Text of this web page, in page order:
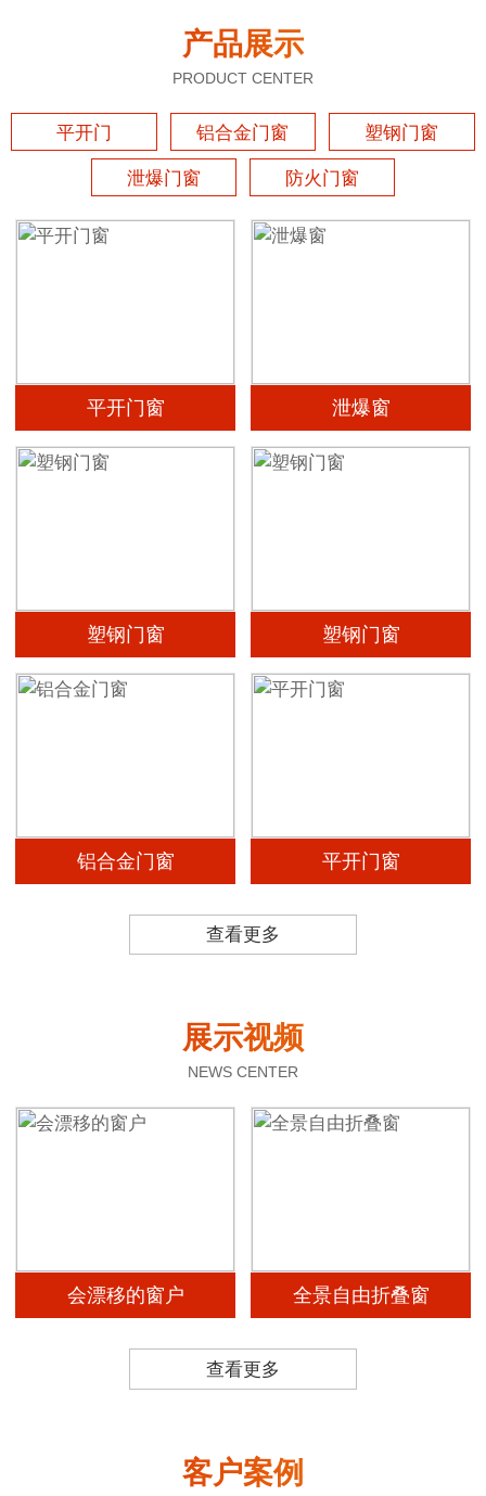
产品展示
PRODUCT CENTER
平开门 铝合金门窗 塑钢门窗
泄爆门窗 防火门窗
平开门窗 泄爆窗
塑钢门窗 塑钢门窗
铝合金门窗 平开门窗
查看更多
展示视频
NEWS CENTER
会漂移的窗户 全景自由折叠窗
查看更多
客户案例